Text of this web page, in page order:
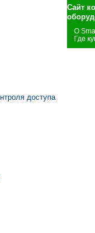
Сайт
О
Где
доступа